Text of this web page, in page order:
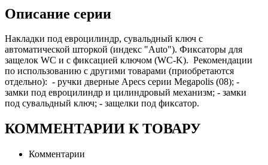
Описание серии
Накладки под евроцилиндр, сувальдный ключ с
автоматической шторкой (индекс "Auto"). Фиксаторы для
защелок WC и с фиксацией ключом (WC-K). Рекомендации
по использованию с другими товарами (приобретаются
отдельно): - ручки дверные Apecs серии Megapolis (08); -
замки под евроцилиндр и цилиндровый механизм; - замки
под сувальдный ключ; - защелки под фиксатор.
КОММЕНТАРИИ К ТОВАРУ
Комментарии